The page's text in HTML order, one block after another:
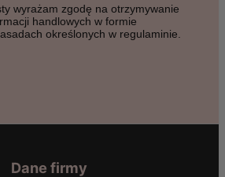
wyrażasz zgodę na otrzymywanie
wyrażam zgodę na otrzymywanie
handlowych w formie
określonych w regulaminie.
Dane firmy